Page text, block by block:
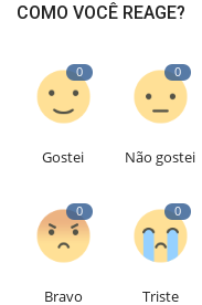
COMO VOCÊ REAGE?
0
Gostei
0
Não gostei
0
Bravo
0
Triste